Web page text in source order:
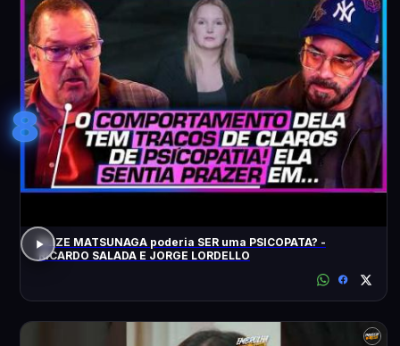
8
ELIZE MATSUNAGA poderia SER uma PSICOPATA? -
RICARDO SALADA E JORGE LORDELLO